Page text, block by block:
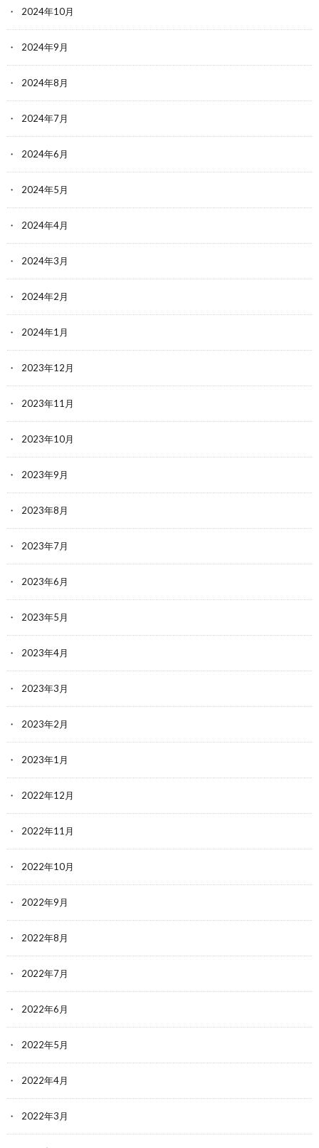
2024年10月
2024年9月
2024年8月
2024年7月
2024年6月
2024年5月
2024年4月
2024年3月
2024年2月
2024年1月
2023年12月
2023年11月
2023年10月
2023年9月
2023年8月
2023年7月
2023年6月
2023年5月
2023年4月
2023年3月
2023年2月
2023年1月
2022年12月
2022年11月
2022年10月
2022年9月
2022年8月
2022年7月
2022年6月
2022年5月
2022年4月
2022年3月